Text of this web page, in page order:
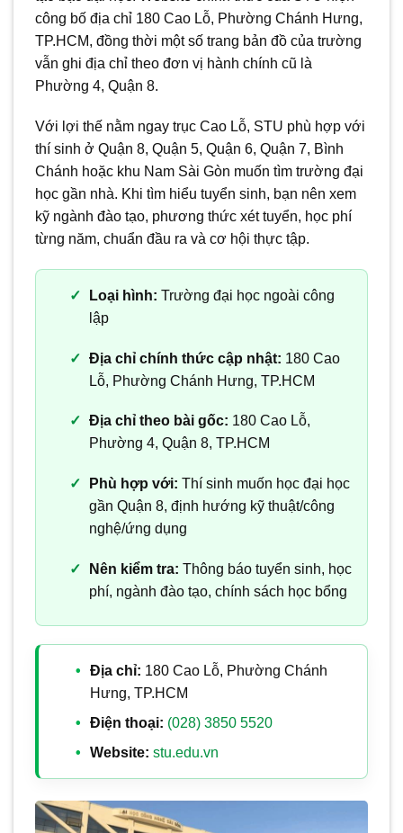
công bố địa chỉ 180 Cao Lỗ, Phường Chánh Hưng,
TP.HCM, đồng thời một số trang bản đồ của trường
vẫn ghi địa chỉ theo đơn vị hành chính cũ là
Phường 4, Quận 8.
Với lợi thế nằm ngay trục Cao Lỗ, STU phù hợp với
thí sinh ở Quận 8, Quận 5, Quận 6, Quận 7, Bình
Chánh hoặc khu Nam Sài Gòn muốn tìm trường đại
học gần nhà. Khi tìm hiểu tuyển sinh, bạn nên xem
kỹ ngành đào tạo, phương thức xét tuyển, học phí
từng năm, chuẩn đầu ra và cơ hội thực tập.
Loại hình: Trường đại học ngoài công
lập
Địa chỉ chính thức cập nhật: 180 Cao
Lỗ, Phường Chánh Hưng, TP.HCM
Địa chỉ theo bài gốc: 180 Cao Lỗ,
Phường 4, Quận 8, TP.HCM
Phù hợp với: Thí sinh muốn học đại học
gần Quận 8, định hướng kỹ thuật/công
nghệ/ứng dụng
Nên kiểm tra: Thông báo tuyển sinh, học
phí, ngành đào tạo, chính sách học bổng
Địa chỉ: 180 Cao Lỗ, Phường Chánh
Hưng, TP.HCM
Điện thoại: (028) 3850 5520
Website: stu.edu.vn